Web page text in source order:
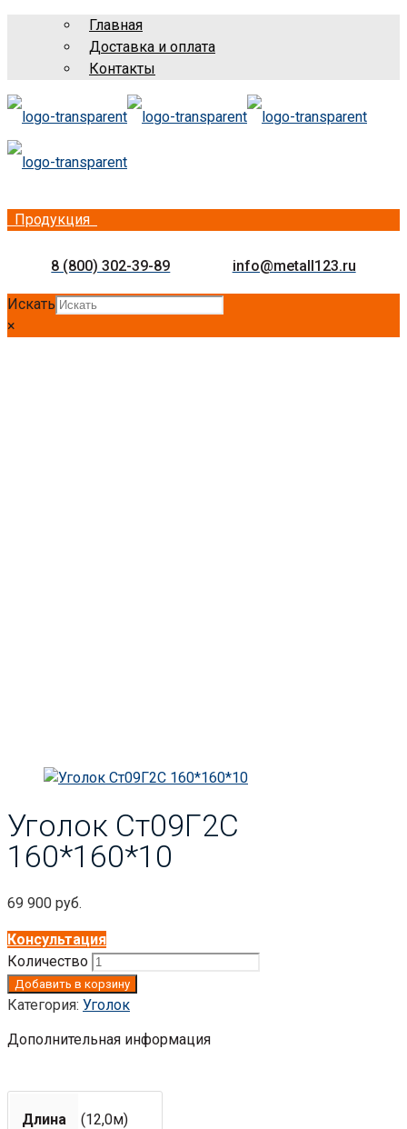
Главная
Доставка и оплата
Контакты
Продукция
8 (800) 302-39-89 info@metall123.ru
Искать
×
Уголок Ст09Г2С
160*160*10
69 900 руб.
Консультация
Количество
Добавить в корзину
Категория: Уголок
Дополнительная информация
Длина (12,0м)